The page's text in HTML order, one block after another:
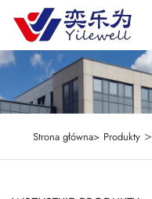
Strona główna> Produkty>